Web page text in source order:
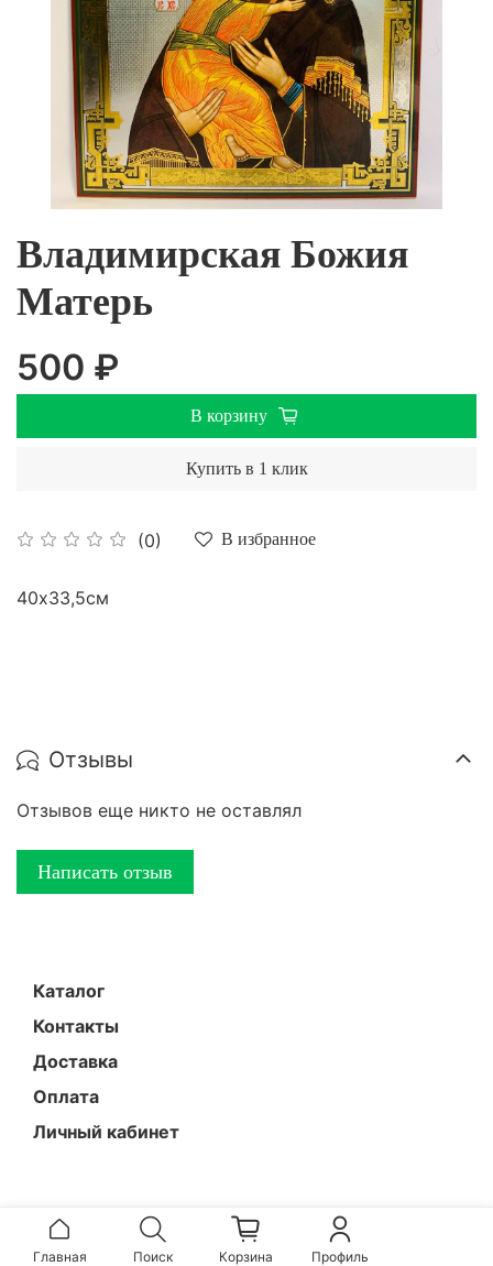
Владимирская Божия
Матерь
(0) В избранное
500 ₽
В корзину
Купить в 1 клик
40х33,5см
Отзывы
Отзывов еще никто не оставлял
Написать отзыв
Каталог
Контакты
Доставка
Оплата
Личный кабинет
Главная Поиск Корзина Профиль